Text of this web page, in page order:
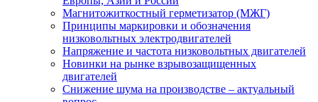
Магнитожиткостный герметизатор (МЖГ)
Принципы маркировки и обозначения
низковольтных электродвигателей
Напряжение и частота низковольтных двигателей
Новинки на рынке взрывозащищенных
двигателей
Снижение шума на производстве – актуальный